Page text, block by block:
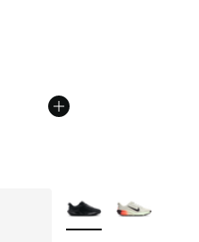
Plus de couleurs